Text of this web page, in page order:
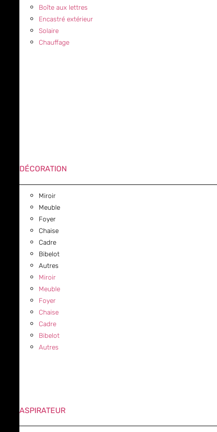
Boîte aux lettres
Encastré extérieur
Solaire
Chauffage
DÉCORATION
Miroir
Meuble
Foyer
Chaise
Cadre
Bibelot
Autres
Miroir
Meuble
Foyer
Chaise
Cadre
Bibelot
Autres
ASPIRATEUR